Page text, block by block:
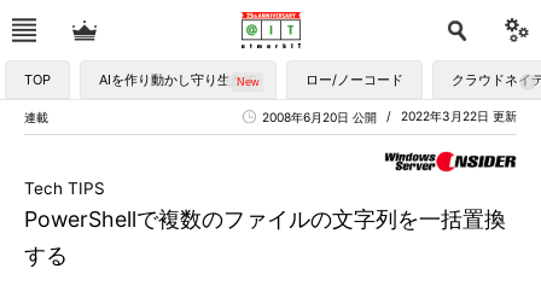
TOP AIを作り動かし守り生かす ロー/ノーコード クラウドネイ
連載 2022年3月22日 更新
2008年6月20日 公開
PowerShellで複数のファイルの文字列を一括置換
する
Tech TIPS